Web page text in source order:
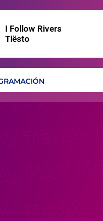
I Follow Rivers
Tiësto